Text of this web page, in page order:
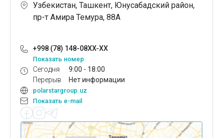
Узбекистан, Ташкент, Юнусабадский район,
пр-т Амира Темура, 88А
+998 (78) 148-08XX-XX
Показать номер
Сегодня
Перерыв
9:00 - 18:00
Нет информации
polarstargroup.uz
Показать e-mail